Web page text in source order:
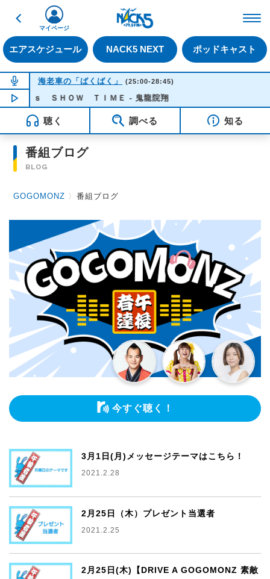
戻る
エアスケジュール NACK5 NEXT ポッドキャスト
マイページ
NOW ON AIR
海老車の「ばくばく」 (25:00-28:45)
NOW PLAYING 04:11
ｉｓ ＳＨＯＷ ＴＩＭＥ - 鬼龍院翔
聴く 調べる 知る
番組ブログ
BLOG
GOGOMONZ 〉番組ブログ
今すぐ聴く！
3月1日(月)メッセージテーマはこちら！
2021.2.28
2月25日（木）プレゼント当選者
2021.2.25
2月25日(木)【DRIVE A GOGOMONZ 素敵